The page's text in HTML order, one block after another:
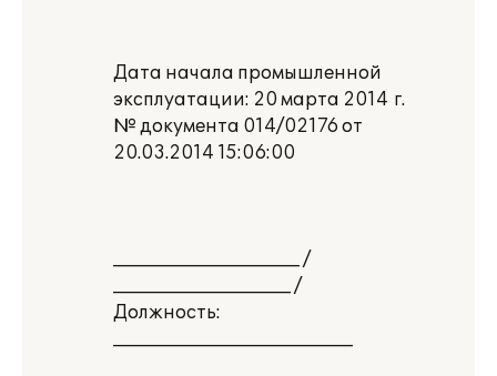
Дата начала промышленной
эксплуатации: 20 марта 2014 г.
№ документа 014/02176 от
20.03.2014 15:06:00
_____________________ /
____________________ /
Должность:
___________________________